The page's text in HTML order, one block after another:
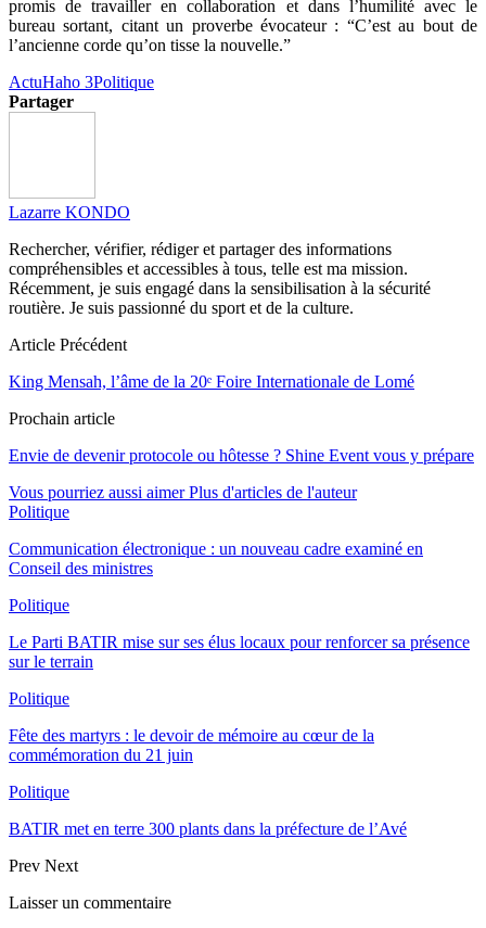
promis de travailler en collaboration et dans l’humilité avec le
bureau sortant, citant un proverbe évocateur : “C’est au bout de
l’ancienne corde qu’on tisse la nouvelle.”
ActuHaho 3Politique
Partager
Lazarre KONDO
Rechercher, vérifier, rédiger et partager des informations
compréhensibles et accessibles à tous, telle est ma mission.
Récemment, je suis engagé dans la sensibilisation à la sécurité
routière. Je suis passionné du sport et de la culture.
Article Précédent
King Mensah, l’âme de la 20ᵉ Foire Internationale de Lomé
Prochain article
Envie de devenir protocole ou hôtesse ? Shine Event vous y prépare
Vous pourriez aussi aimer Plus d'articles de l'auteur
Politique
Communication électronique : un nouveau cadre examiné en
Conseil des ministres
Politique
Le Parti BATIR mise sur ses élus locaux pour renforcer sa présence
sur le terrain
Politique
Fête des martyrs : le devoir de mémoire au cœur de la
commémoration du 21 juin
Politique
BATIR met en terre 300 plants dans la préfecture de l’Avé
Prev Next
Laisser un commentaire